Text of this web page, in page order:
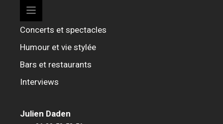
Concerts et spectacles
Humour et vie stylée
Bars et restaurants
Interviews
Julien Daden